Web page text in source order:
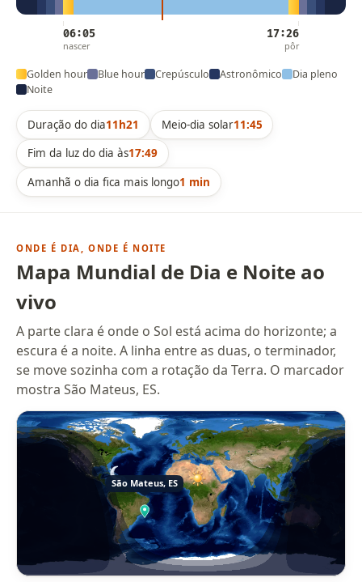
06:05
nascer
17:26
pôr
Golden hour Blue hour Crepúsculo Astronômico
Dia pleno
Noite
Duração do dia11h21 Meio-dia solar11:45
Fim da luz do dia às17:49
Amanhã o dia fica mais longo1 min
ONDE É DIA, ONDE É NOITE
Mapa Mundial de Dia e Noite ao
vivo
A parte clara é onde o Sol está acima do horizonte; a
escura é a noite. A linha entre as duas, o terminador,
se move sozinha com a rotação da Terra. O marcador
mostra São Mateus, ES.